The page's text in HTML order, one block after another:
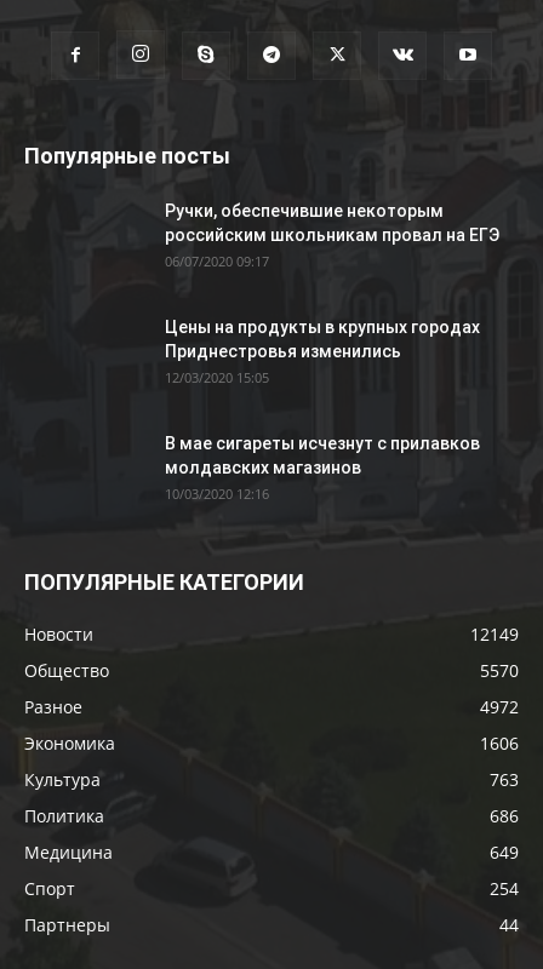
Популярные посты
Ручки, обеспечившие некоторым
российским школьникам провал на ЕГЭ
06/07/2020 09:17
Цены на продукты в крупных городах
Приднестровья изменились
12/03/2020 15:05
В мае сигареты исчезнут с прилавков
молдавских магазинов
10/03/2020 12:16
ПОПУЛЯРНЫЕ КАТЕГОРИИ
Новости
12149
Общество
5570
Разное
4972
Экономика
1606
Культура
763
Политика
686
Медицина
649
Спорт
254
Партнеры
44